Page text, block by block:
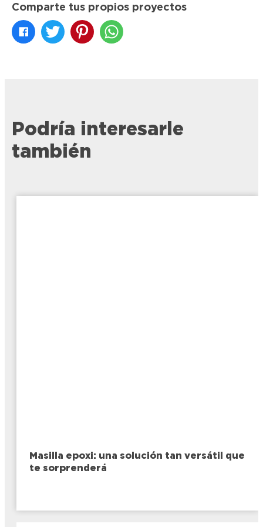
Comparte tus propios proyectos
Podría interesarle
también
Masilla epoxi: una solución tan versátil que
te sorprenderá